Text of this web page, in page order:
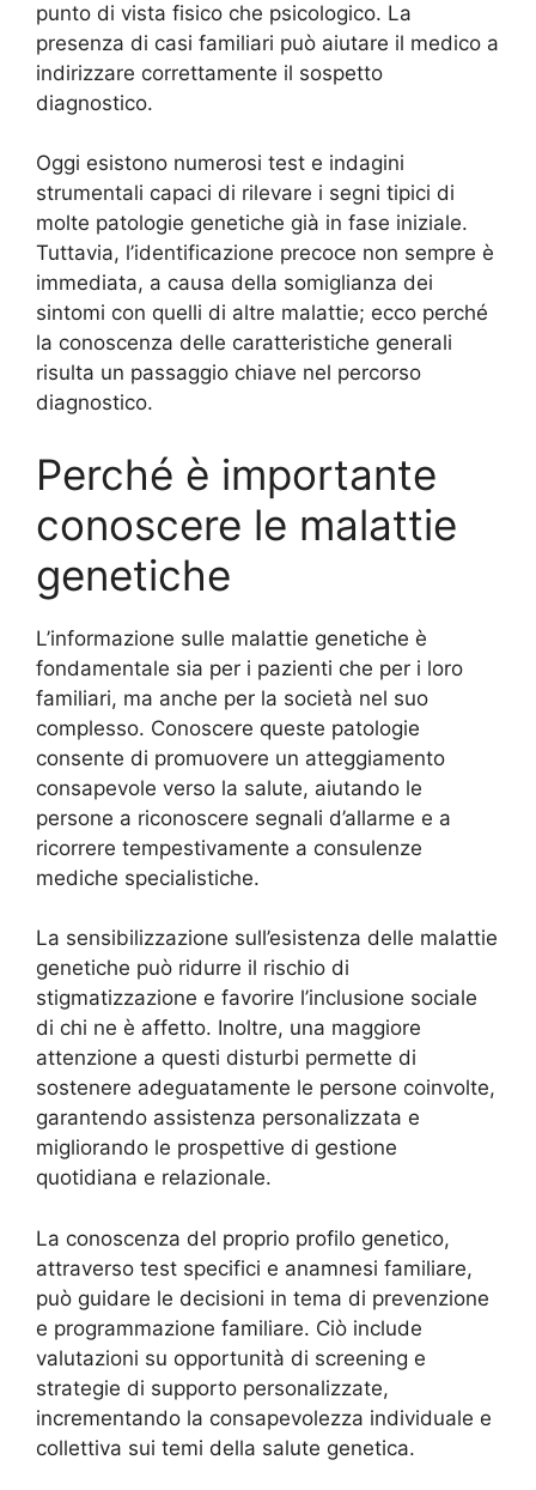
punto di vista fisico che psicologico. La
presenza di casi familiari può aiutare il medico a
indirizzare correttamente il sospetto
diagnostico.
Oggi esistono numerosi test e indagini
strumentali capaci di rilevare i segni tipici di
molte patologie genetiche già in fase iniziale.
Tuttavia, l’identificazione precoce non sempre è
immediata, a causa della somiglianza dei
sintomi con quelli di altre malattie; ecco perché
la conoscenza delle caratteristiche generali
risulta un passaggio chiave nel percorso
diagnostico.
Perché è importante
conoscere le malattie
genetiche
L’informazione sulle malattie genetiche è
fondamentale sia per i pazienti che per i loro
familiari, ma anche per la società nel suo
complesso. Conoscere queste patologie
consente di promuovere un atteggiamento
consapevole verso la salute, aiutando le
persone a riconoscere segnali d’allarme e a
ricorrere tempestivamente a consulenze
mediche specialistiche.
La sensibilizzazione sull’esistenza delle malattie
genetiche può ridurre il rischio di
stigmatizzazione e favorire l’inclusione sociale
di chi ne è affetto. Inoltre, una maggiore
attenzione a questi disturbi permette di
sostenere adeguatamente le persone coinvolte,
garantendo assistenza personalizzata e
migliorando le prospettive di gestione
quotidiana e relazionale.
La conoscenza del proprio profilo genetico,
attraverso test specifici e anamnesi familiare,
può guidare le decisioni in tema di prevenzione
e programmazione familiare. Ciò include
valutazioni su opportunità di screening e
strategie di supporto personalizzate,
incrementando la consapevolezza individuale e
collettiva sui temi della salute genetica.